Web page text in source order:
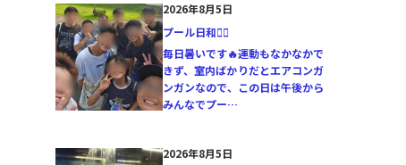
2026年8月5日
プール日和🏊‍♂️
毎日暑いです🔥運動もなかなかで
きず、室内ばかりだとエアコンガ
ンガンなので、この日は午後から
みんなでプー…
2026年8月5日